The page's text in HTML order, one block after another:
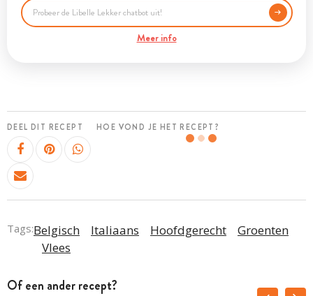
Meer info
DEEL DIT RECEPT HOE VOND JE HET RECEPT?
Tags:Belgisch Italiaans Hoofdgerecht
Groenten
Vlees
Of een ander recept?